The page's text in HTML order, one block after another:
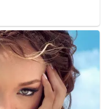
asal usul Bruce
di berbagai versi
akan melihat sisi